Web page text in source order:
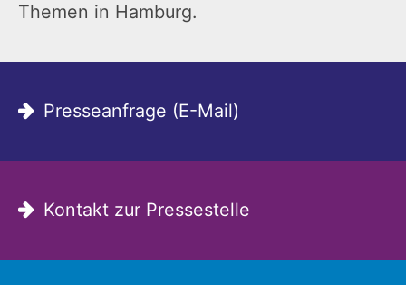
Themen in Hamburg.
Presseanfrage (E-Mail)
Kontakt zur Pressestelle